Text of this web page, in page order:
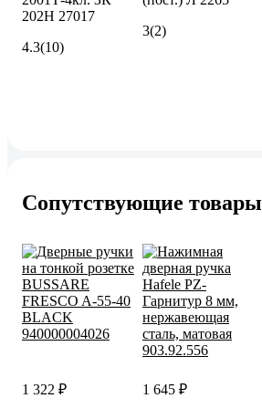
202Н 27017
4.3(10)
3(2)
Сопутствующие товары
1 322 ₽ 1 645 ₽